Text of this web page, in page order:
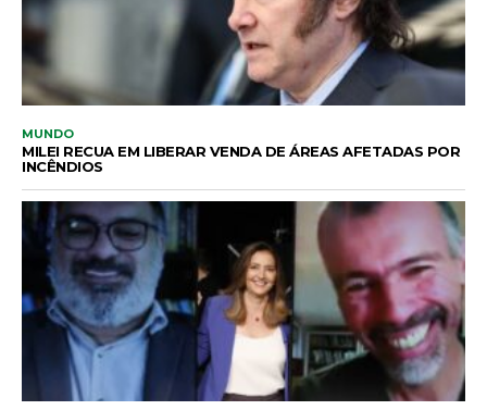
MUNDO
MILEI RECUA EM LIBERAR VENDA DE ÁREAS AFETADAS POR
INCÊNDIOS